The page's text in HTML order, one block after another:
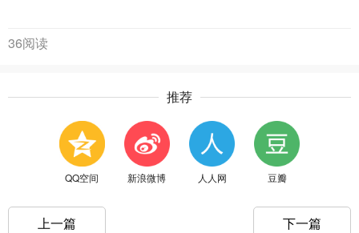
36阅读
推荐
QQ空间 新浪微博 人人网 豆瓣
上一篇 下一篇